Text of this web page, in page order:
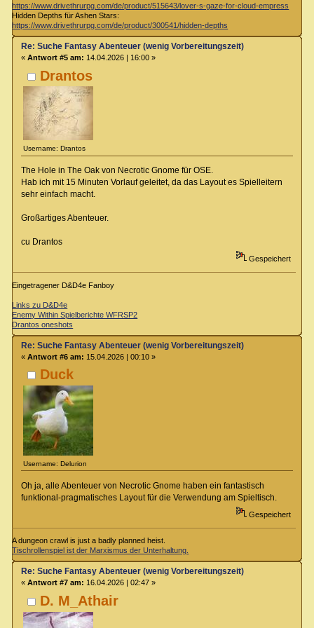
https://www.drivethrurpg.com/de/product/515643/lover-s-gaze-for-cloud-empress
Hidden Depths für Ashen Stars:
https://www.drivethrurpg.com/de/product/300541/hidden-depths
Drantos
Username: Drantos
Re: Suche Fantasy Abenteuer (wenig Vorbereitungszeit)
« Antwort #5 am: 14.04.2026 | 16:00 »
The Hole in The Oak von Necrotic Gnome für OSE.
Hab ich mit 15 Minuten Vorlauf geleitet, da das Layout es Spielleitern
sehr einfach macht.
Großartiges Abenteuer.
cu Drantos
Gespeichert
Eingetragener D&D4e Fanboy
Links zu D&D4e
Enemy Within Spielberichte WFRSP2
Drantos oneshots
Duck
Username: Delurion
Re: Suche Fantasy Abenteuer (wenig Vorbereitungszeit)
« Antwort #6 am: 15.04.2026 | 00:10 »
Oh ja, alle Abenteuer von Necrotic Gnome haben ein fantastisch
funktional-pragmatisches Layout für die Verwendung am Spieltisch.
Gespeichert
A dungeon crawl is just a badly planned heist.
Tischrollenspiel ist der Marxismus der Unterhaltung.
D. M_Athair
Re: Suche Fantasy Abenteuer (wenig Vorbereitungszeit)
« Antwort #7 am: 16.04.2026 | 02:47 »